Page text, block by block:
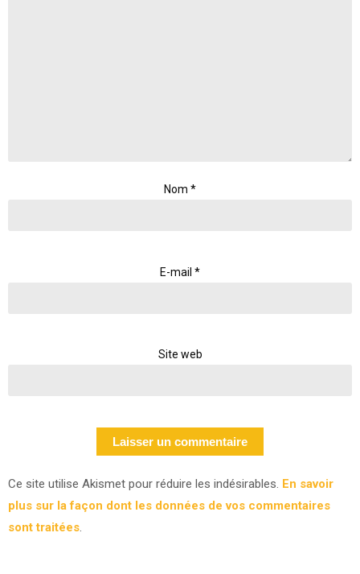
Nom *
E-mail *
Site web
Ce site utilise Akismet pour réduire les indésirables. En savoir
plus sur la façon dont les données de vos commentaires
sont traitées.